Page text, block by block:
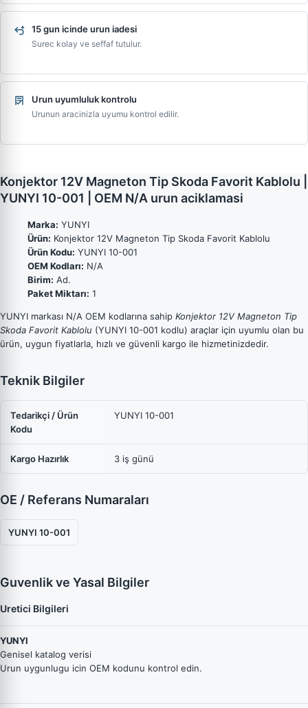
15 gun icinde urun iadesi
Surec kolay ve seffaf tutulur.
Urun uyumluluk kontrolu
Urunun aracinizla uyumu kontrol edilir.
Konjektor 12V Magneton Tip Skoda Favorit Kablolu |
YUNYI 10-001 | OEM N/A urun aciklamasi
Marka: YUNYI
Ürün: Konjektor 12V Magneton Tip Skoda Favorit Kablolu
Ürün Kodu: YUNYI 10-001
OEM Kodları: N/A
Birim: Ad.
Paket Miktarı: 1
YUNYI markası N/A OEM kodlarına sahip Konjektor 12V Magneton Tip
Skoda Favorit Kablolu (YUNYI 10-001 kodlu) araçlar için uyumlu olan bu
ürün, uygun fiyatlarla, hızlı ve güvenli kargo ile hizmetinizdedir.
Teknik Bilgiler
Tedarikçi / Ürün
Kodu
YUNYI 10-001
Kargo Hazırlık 3 iş günü
OE / Referans Numaraları
YUNYI 10-001
Guvenlik ve Yasal Bilgiler
Uretici Bilgileri
YUNYI
Genisel katalog verisi
Urun uygunlugu icin OEM kodunu kontrol edin.